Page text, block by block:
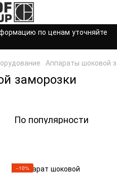
по ценам уточняйте
Аппараты шоковой
заморозки
По популярности
−10%